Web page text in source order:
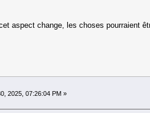
aspect change, les choses pourraient
2025, 07:26:04 PM »